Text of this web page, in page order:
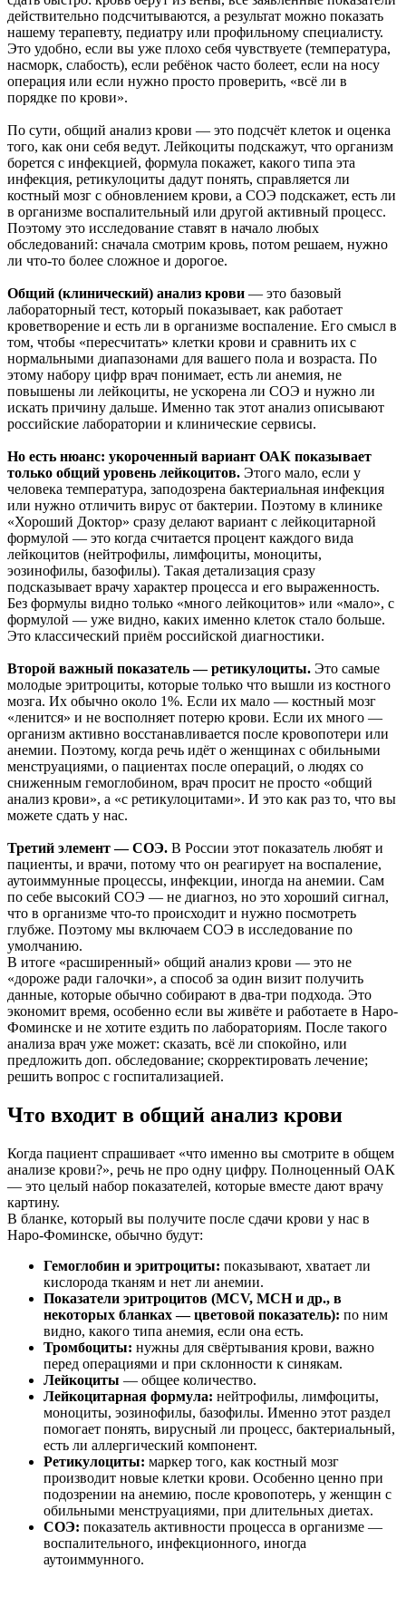
действительно подсчитываются, а результат можно показать
нашему терапевту, педиатру или профильному специалисту.
Это удобно, если вы уже плохо себя чувствуете (температура,
насморк, слабость), если ребёнок часто болеет, если на носу
операция или если нужно просто проверить, «всё ли в
порядке по крови».
По сути, общий анализ крови — это подсчёт клеток и оценка
того, как они себя ведут. Лейкоциты подскажут, что организм
борется с инфекцией, формула покажет, какого типа эта
инфекция, ретикулоциты дадут понять, справляется ли
костный мозг с обновлением крови, а СОЭ подскажет, есть ли
в организме воспалительный или другой активный процесс.
Поэтому это исследование ставят в начало любых
обследований: сначала смотрим кровь, потом решаем, нужно
ли что-то более сложное и дорогое.
Общий (клинический) анализ крови — это базовый
лабораторный тест, который показывает, как работает
кроветворение и есть ли в организме воспаление. Его смысл в
том, чтобы «пересчитать» клетки крови и сравнить их с
нормальными диапазонами для вашего пола и возраста. По
этому набору цифр врач понимает, есть ли анемия, не
повышены ли лейкоциты, не ускорена ли СОЭ и нужно ли
искать причину дальше. Именно так этот анализ описывают
российские лаборатории и клинические сервисы.
Но есть нюанс: укороченный вариант ОАК показывает
только общий уровень лейкоцитов. Этого мало, если у
человека температура, заподозрена бактериальная инфекция
или нужно отличить вирус от бактерии. Поэтому в клинике
«Хороший Доктор» сразу делают вариант с лейкоцитарной
формулой — это когда считается процент каждого вида
лейкоцитов (нейтрофилы, лимфоциты, моноциты,
эозинофилы, базофилы). Такая детализация сразу
подсказывает врачу характер процесса и его выраженность.
Без формулы видно только «много лейкоцитов» или «мало», с
формулой — уже видно, каких именно клеток стало больше.
Это классический приём российской диагностики.
Второй важный показатель — ретикулоциты. Это самые
молодые эритроциты, которые только что вышли из костного
мозга. Их обычно около 1%. Если их мало — костный мозг
«ленится» и не восполняет потерю крови. Если их много —
организм активно восстанавливается после кровопотери или
анемии. Поэтому, когда речь идёт о женщинах с обильными
менструациями, о пациентах после операций, о людях со
сниженным гемоглобином, врач просит не просто «общий
анализ крови», а «с ретикулоцитами». И это как раз то, что вы
можете сдать у нас.
Третий элемент — СОЭ. В России этот показатель любят и
пациенты, и врачи, потому что он реагирует на воспаление,
аутоиммунные процессы, инфекции, иногда на анемии. Сам
по себе высокий СОЭ — не диагноз, но это хороший сигнал,
что в организме что-то происходит и нужно посмотреть
глубже. Поэтому мы включаем СОЭ в исследование по
умолчанию.
В итоге «расширенный» общий анализ крови — это не
«дороже ради галочки», а способ за один визит получить
данные, которые обычно собирают в два-три подхода. Это
экономит время, особенно если вы живёте и работаете в Наро-
Фоминске и не хотите ездить по лабораториям. После такого
анализа врач уже может: сказать, всё ли спокойно, или
предложить доп. обследование; скорректировать лечение;
решить вопрос с госпитализацией.
Что входит в общий анализ крови
Когда пациент спрашивает «что именно вы смотрите в общем
анализе крови?», речь не про одну цифру. Полноценный ОАК
— это целый набор показателей, которые вместе дают врачу
картину.
В бланке, который вы получите после сдачи крови у нас в
Наро-Фоминске, обычно будут:
Гемоглобин и эритроциты: показывают, хватает ли
кислорода тканям и нет ли анемии.
Показатели эритроцитов (MCV, MCH и др., в
некоторых бланках — цветовой показатель): по ним
видно, какого типа анемия, если она есть.
Тромбоциты: нужны для свёртывания крови, важно
перед операциями и при склонности к синякам.
Лейкоциты — общее количество.
Лейкоцитарная формула: нейтрофилы, лимфоциты,
моноциты, эозинофилы, базофилы. Именно этот раздел
помогает понять, вирусный ли процесс, бактериальный,
есть ли аллергический компонент.
Ретикулоциты: маркер того, как костный мозг
производит новые клетки крови. Особенно ценно при
подозрении на анемию, после кровопотерь, у женщин с
обильными менструациями, при длительных диетах.
СОЭ: показатель активности процесса в организме —
воспалительного, инфекционного, иногда
аутоиммунного.